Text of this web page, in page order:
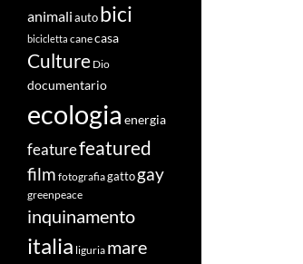
animali auto bici
bicicletta canecasa
Culture Dio
documentario
ecologia energia
featurefeatured
film fotografiagatto gay
greenpeace
inquinamento
italia liguria mare